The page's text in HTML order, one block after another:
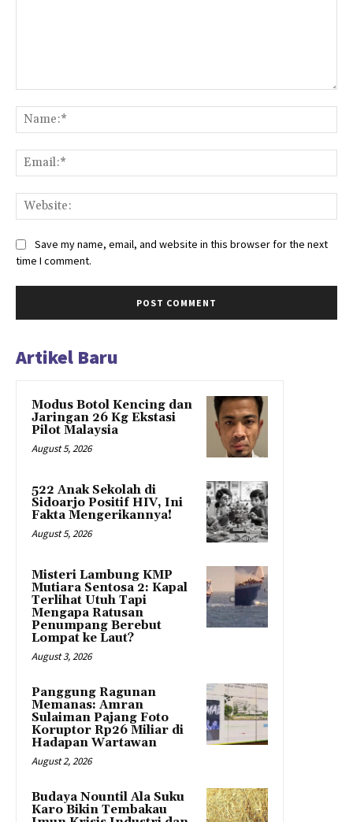
Save my name, email, and website in this browser for the next
time I comment.
Artikel Baru
Modus Botol Kencing dan
Jaringan 26 Kg Ekstasi
Pilot Malaysia
August 5, 2026
522 Anak Sekolah di
Sidoarjo Positif HIV, Ini
Fakta Mengerikannya!
August 5, 2026
Misteri Lambung KMP
Mutiara Sentosa 2: Kapal
Terlihat Utuh Tapi
Mengapa Ratusan
Penumpang Berebut
Lompat ke Laut?
August 3, 2026
Panggung Ragunan
Memanas: Amran
Sulaiman Pajang Foto
Koruptor Rp26 Miliar di
Hadapan Wartawan
August 2, 2026
Budaya Nountil Ala Suku
Karo Bikin Tembakau